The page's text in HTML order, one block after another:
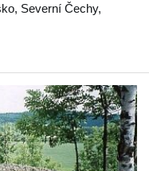
, Severní Čechy,